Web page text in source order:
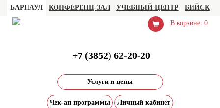
БАРНАУЛ КОНФЕРЕНЦ-ЗАЛ УЧЕБНЫЙ ЦЕНТР БИЙСК
В корзине: 0
+7 (3852) 62-20-20
Услуги и цены
Чек-ап программы Личный кабинет